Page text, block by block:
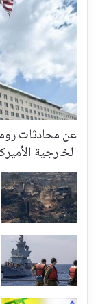
عن محادثات
الخارجية